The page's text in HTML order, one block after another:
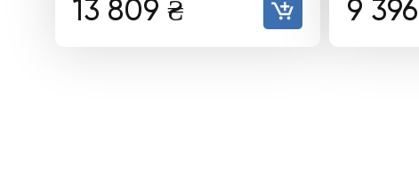
13 809 ₴ 9 396